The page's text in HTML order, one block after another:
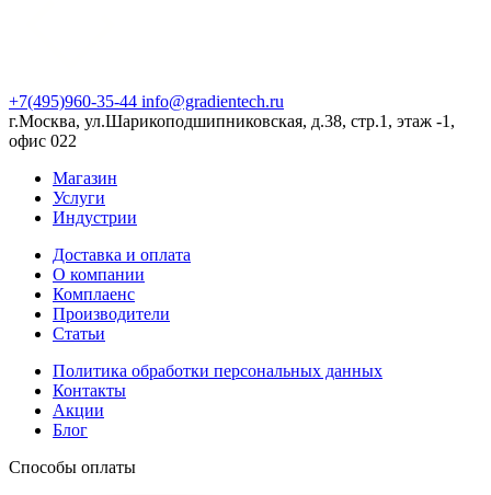
+7(495)960-35-44 info@gradientech.ru
г.Москва, ул.Шарикоподшипниковская, д.38, стр.1, этаж -1,
офис 022
Магазин
Услуги
Индустрии
Доставка и оплата
О компании
Комплаенс
Производители
Статьи
Политика обработки персональных данных
Контакты
Акции
Блог
Способы оплаты